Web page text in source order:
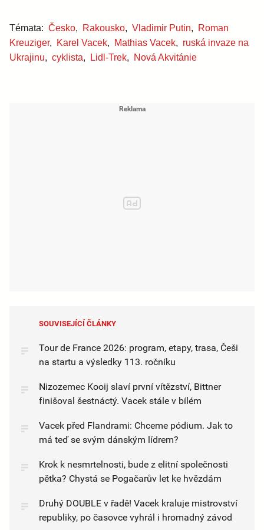
Témata: Česko, Rakousko, Vladimir Putin,
Roman
Kreuziger, Karel Vacek, Mathias Vacek, ruská invaze na
Ukrajinu, cyklista, Lidl-Trek, Nová Akvitánie
SOUVISEJÍCÍ ČLÁNKY
Tour de France 2026: program, etapy, trasa, Češi
na startu a výsledky 113. ročníku
Nizozemec Kooij slaví první vítězství, Bittner
finišoval šestnáctý. Vacek stále v bílém
Vacek před Flandrami: Chceme pódium. Jak to
má teď se svým dánským lídrem?
Krok k nesmrtelnosti, bude z elitní společnosti
pětka? Chystá se Pogačarův let ke hvězdám
Druhý DOUBLE v řadě! Vacek kraluje mistrovství
republiky, po časovce vyhrál i hromadný závod